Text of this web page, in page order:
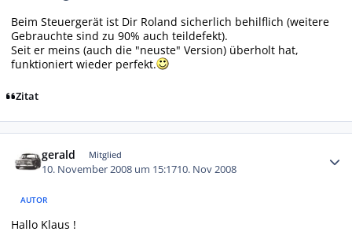
Beim Steuergerät ist Dir Roland sicherlich behilflich (weitere
Gebrauchte sind zu 90% auch teildefekt).
Seit er meins (auch die "neuste" Version) überholt hat,
funktioniert wieder perfekt.
Zitat
gerald Mitglied
10. November 2008 um 15:1710. Nov 2008
AUTOR
Hallo Klaus !